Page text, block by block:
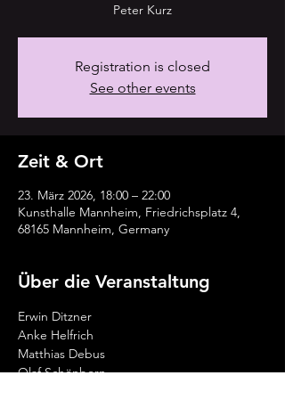
Peter Kurz
Registration is closed
See other events
Zeit & Ort
23. März 2026, 18:00 – 22:00
Kunsthalle Mannheim, Friedrichsplatz 4,
68165 Mannheim, Germany
Über die Veranstaltung
Erwin Ditzner
Anke Helfrich
Matthias Debus
Olaf Schönborn